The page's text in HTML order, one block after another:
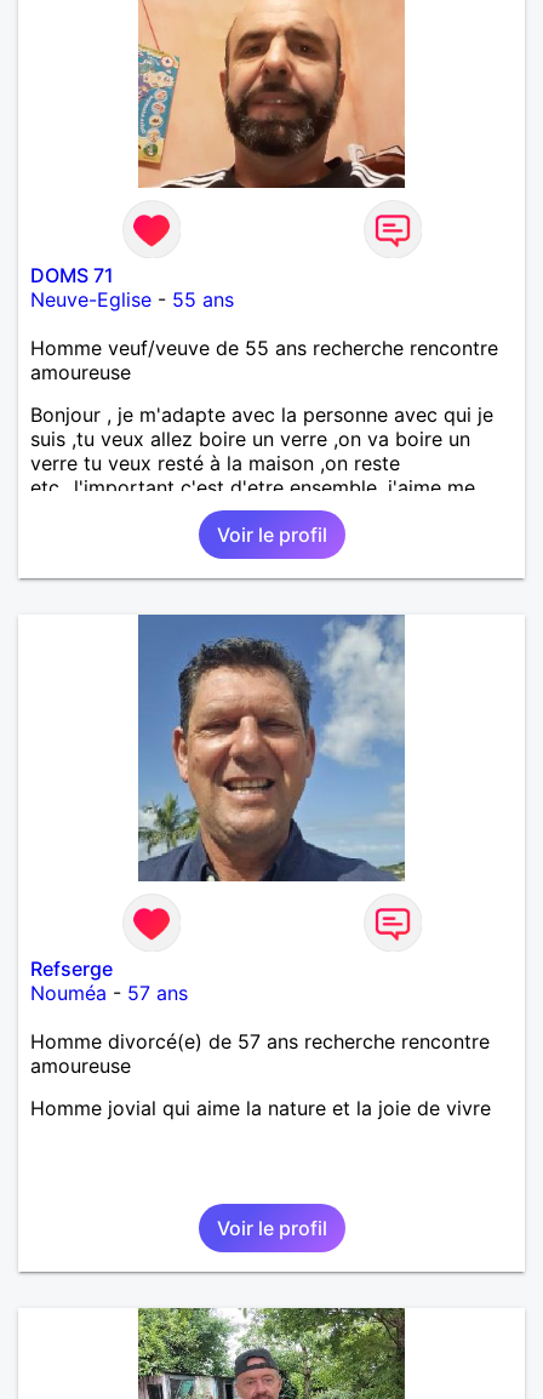
DOMS 71
Neuve-Eglise - 55 ans
Homme veuf/veuve de 55 ans recherche rencontre
amoureuse
Bonjour , je m'adapte avec la personne avec qui je
suis ,tu veux allez boire un verre ,on va boire un
verre tu veux resté à la maison ,on reste
etc...l'important c'est d'etre ensemble .j'aime me
balader , faire du sport , regarder des film , aller au
théatre etc et j'aime par dessus tous rire
Voir le profil
Refserge
Nouméa - 57 ans
Homme divorcé(e) de 57 ans recherche rencontre
amoureuse
Homme jovial qui aime la nature et la joie de vivre
Voir le profil